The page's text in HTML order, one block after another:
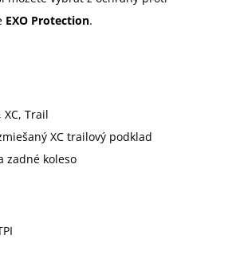
EXO Protection.
XC, Trail
XC trailový podklad
zadné koleso